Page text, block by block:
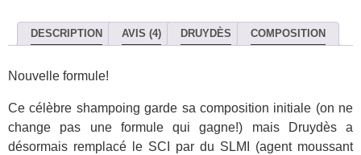
DESCRIPTION AVIS (4) DRUYDÈS COMPOSITION
Nouvelle formule!
Ce célèbre shampoing garde sa composition initiale (on ne
change pas une formule qui gagne!) mais Druydès a
désormais remplacé le SCI par du SLMI (agent moussant